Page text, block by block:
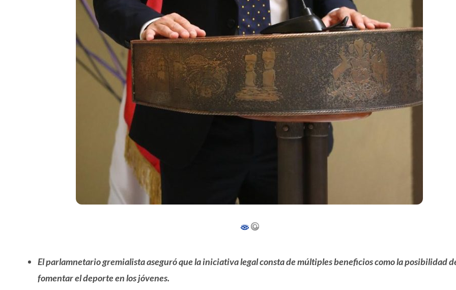
El parlamnetario gremialista aseguró que la iniciativa legal consta de múltiples beneficios como la posibilidad
fomentar el deporte en los jóvenes.